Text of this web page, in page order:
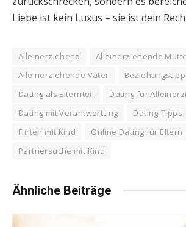
Liebe ist kein Luxus – sie ist dein
Alleinerziehend
Alleinerziehende
Alleinerziehende Väter
Dating als Elternteil
Dating für
Dating mit Verantwortung
Dating-Tipps
Flirten mit Kind
Online Dating für Eltern
Partnersuche mit Kind
Ähnliche Beiträge